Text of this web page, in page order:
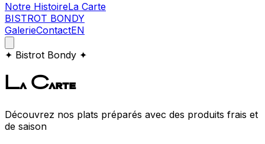
Notre HistoireLa Carte
BISTROT BONDY
GalerieContactEN
✦ Bistrot Bondy ✦
La Carte
Découvrez nos plats préparés avec des produits frais et
de saison